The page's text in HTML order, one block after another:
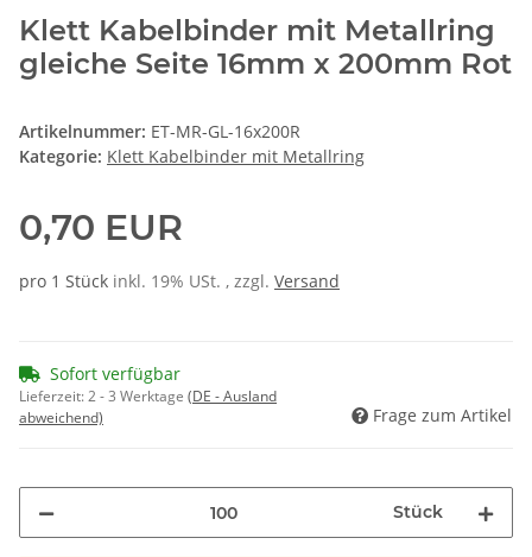
Klett Kabelbinder mit Metallring
gleiche Seite 16mm x 200mm Rot
Artikelnummer: ET-MR-GL-16x200R
Kategorie: Klett Kabelbinder mit Metallring
0,70 EUR
pro 1 Stück inkl. 19% USt. , zzgl. Versand
Sofort verfügbar
Lieferzeit:2 - 3 Werktage (DE - Ausland
abweichend)
Frage zum Artikel
Stück